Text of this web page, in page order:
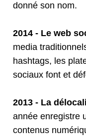
donné son nom.
2014 - Le web
media
hashtags, les
sociaux font et
2013 - La
année enregistre
contenus